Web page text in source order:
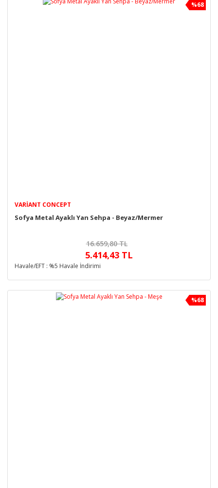
%68
VARIANT CONCEPT
Sofya Metal Ayaklı Yan Sehpa - Beyaz/Mermer
16.659,80 TL
5.414,43 TL
Havale/EFT : %5 Havale İndirimi
%68